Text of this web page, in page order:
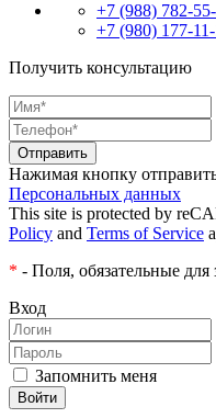
+7 (988) 782-
+7 (980) 177-11-
Получить консультацию
Нажимая кнопку
Персональных данных
This site is protected by
Policy and Terms of Service
* - Поля, обязательные для
Вход
Запомнить меня